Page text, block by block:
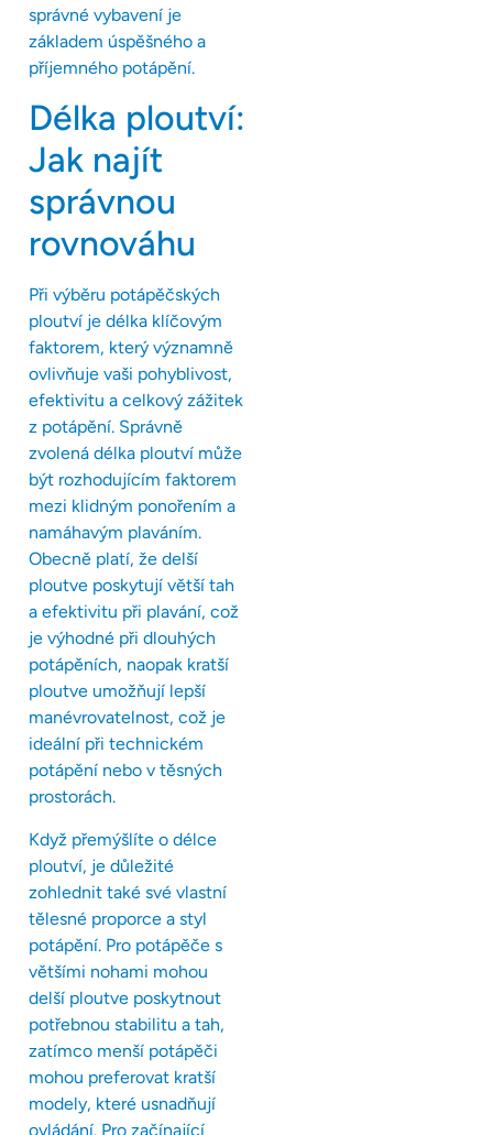
správné vybavení je
základem úspěšného a
příjemného potápění.
Délka ploutví:
Jak najít
správnou
rovnováhu
Při výběru potápěčských
ploutví je délka klíčovým
faktorem, který významně
ovlivňuje vaši pohyblivost,
efektivitu a celkový zážitek
z potápění. Správně
zvolená délka ploutví může
být rozhodujícím faktorem
mezi klidným ponořením a
namáhavým plaváním.
Obecně platí, že delší
ploutve poskytují větší tah
a efektivitu při plavání, což
je výhodné při dlouhých
potápěních, naopak kratší
ploutve umožňují lepší
manévrovatelnost, což je
ideální při technickém
potápění nebo v těsných
prostorách.
Když přemýšlíte o délce
ploutví, je důležité
zohlednit také své vlastní
tělesné proporce a styl
potápění. Pro potápěče s
většími nohami mohou
delší ploutve poskytnout
potřebnou stabilitu a tah,
zatímco menší potápěči
mohou preferovat kratší
modely, které usnadňují
ovládání. Pro začínající